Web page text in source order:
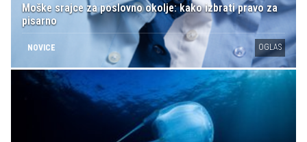
Moške srajce za poslovno okolje: kako izbrati pravo za
pisarno
NOVICE OGLAS